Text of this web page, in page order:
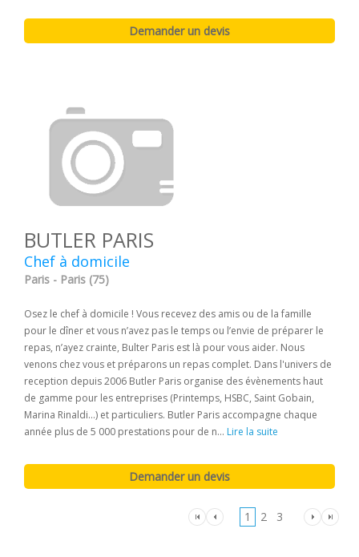
BUTLER PARIS
Chef à domicile
Paris - Paris (75)
Osez le chef à domicile ! Vous recevez des amis ou de la famille
pour le dîner et vous n’avez pas le temps ou l’envie de préparer le
repas, n’ayez crainte, Bulter Paris est là pour vous aider. Nous
venons chez vous et préparons un repas complet. Dans l'univers de
reception depuis 2006 Butler Paris organise des évènements haut
de gamme pour les entreprises (Printemps, HSBC, Saint Gobain,
Marina Rinaldi...) et particuliers. Butler Paris accompagne chaque
année plus de 5 000 prestations pour de n... Lire la suite
1 2 3